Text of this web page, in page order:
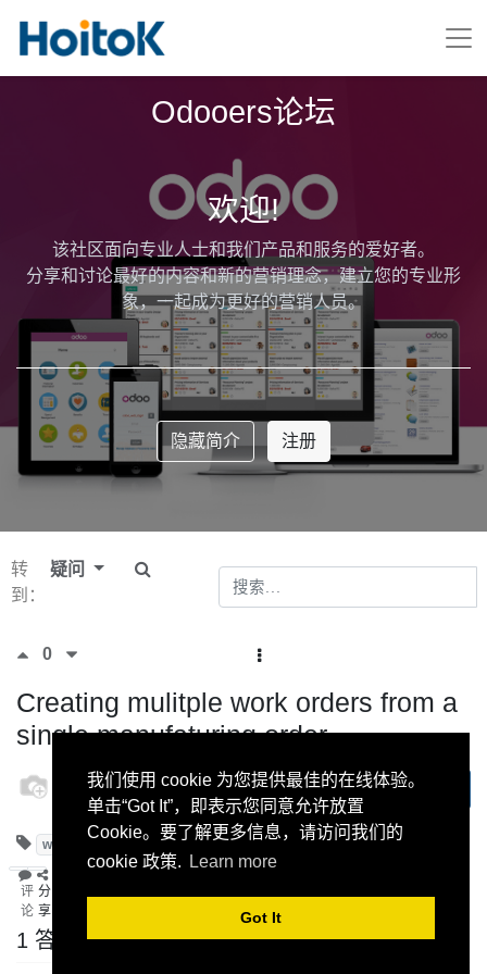
我们使用 cookie 为您提供最佳的在线体验。
单击“Got It”，即表示您同意允许放置
Cookie。要了解更多信息，请访问我们的
cookie 政策.
Learn more
Got It
Odooers论坛
欢迎!
该社区面向专业人士和我们产品和服务的爱好者。
分享和讨论最好的内容和新的营销理念，建立您的专业形
象，一起成为更好的营销人员。
隐藏简介 注册
转
到：
疑问
0
Creating mulitple work orders from a
single manufaturing order
odoo
11 十月
2022
workorder Manufacturing Order Manufacturing
评
论
分
享
1 答案